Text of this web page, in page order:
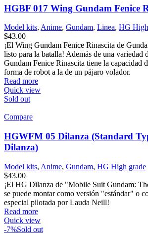
HGBF 017 Wing Gundam Fenice
Model kits, Anime, Gundam, Linea, HG
$43.00
¡El Wing Gundam Fenice Rinascita de
listo para la batalla! Además de una variedad
Gundam Fenice Rinascita tiene la capacidad
forma de robot a la de un pájaro volador.
Read more
Quick view
Sold out
Compare
HGWFM 05 Dilanza (Standard
Dilanza)
Model kits, Anime, Gundam, HG High grade
$43.00
¡El HG Dilanza de "Mobile Suit Gundam:
se puede montar como versión "estándar" o
especial pilotada por Lauda Neill!
Read more
Quick view
-7%Sold out